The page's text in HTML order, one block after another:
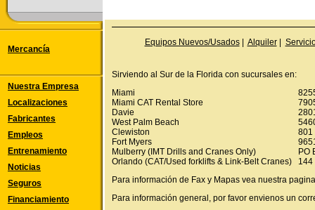
Mercancía
Nuestra Empresa
Localizaciones
Fabricantes
Empleos
Entrenamiento
Noticias
Seguros
Financiamiento
Equipos Nuevos/Usados| Alquiler|
Sirviendo al Sur de la Florida con sucursales en:
Miami
Miami CAT Rental Store
Davie
West Palm Beach
Clewiston
801
Fort Myers
Mulberry (IMT Drills and Cranes Only)
PO
Orlando (CAT/Used forklifts & Link-Belt Cranes)
144
Para información de Fax y Mapas vea nuestra
Para información general, por favor envienos un